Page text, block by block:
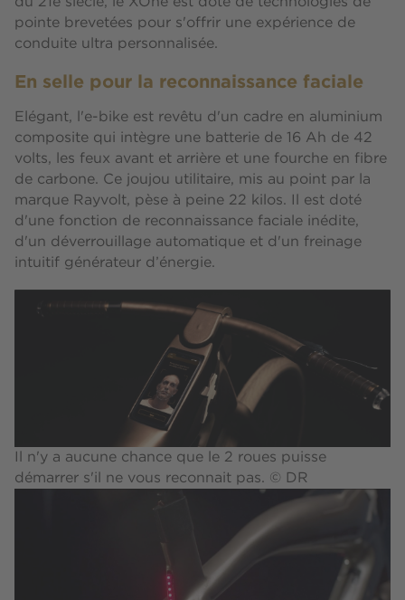
pointe brevetées pour s'offrir une expérience de
conduite ultra personnalisée.
En selle pour la reconnaissance faciale
Elégant, l'e-bike est revêtu d'un cadre en aluminium
composite qui intègre une batterie de 16 Ah de 42
volts, les feux avant et arrière et une fourche en fibre
de carbone. Ce joujou utilitaire, mis au point par la
marque Rayvolt, pèse à peine 22 kilos. Il est doté
d'une fonction de reconnaissance faciale inédite,
d'un déverrouillage automatique et d'un freinage
intuitif générateur d’énergie.
Il n'y a aucune chance que le 2 roues puisse
démarrer s'il ne vous reconnait pas. © DR